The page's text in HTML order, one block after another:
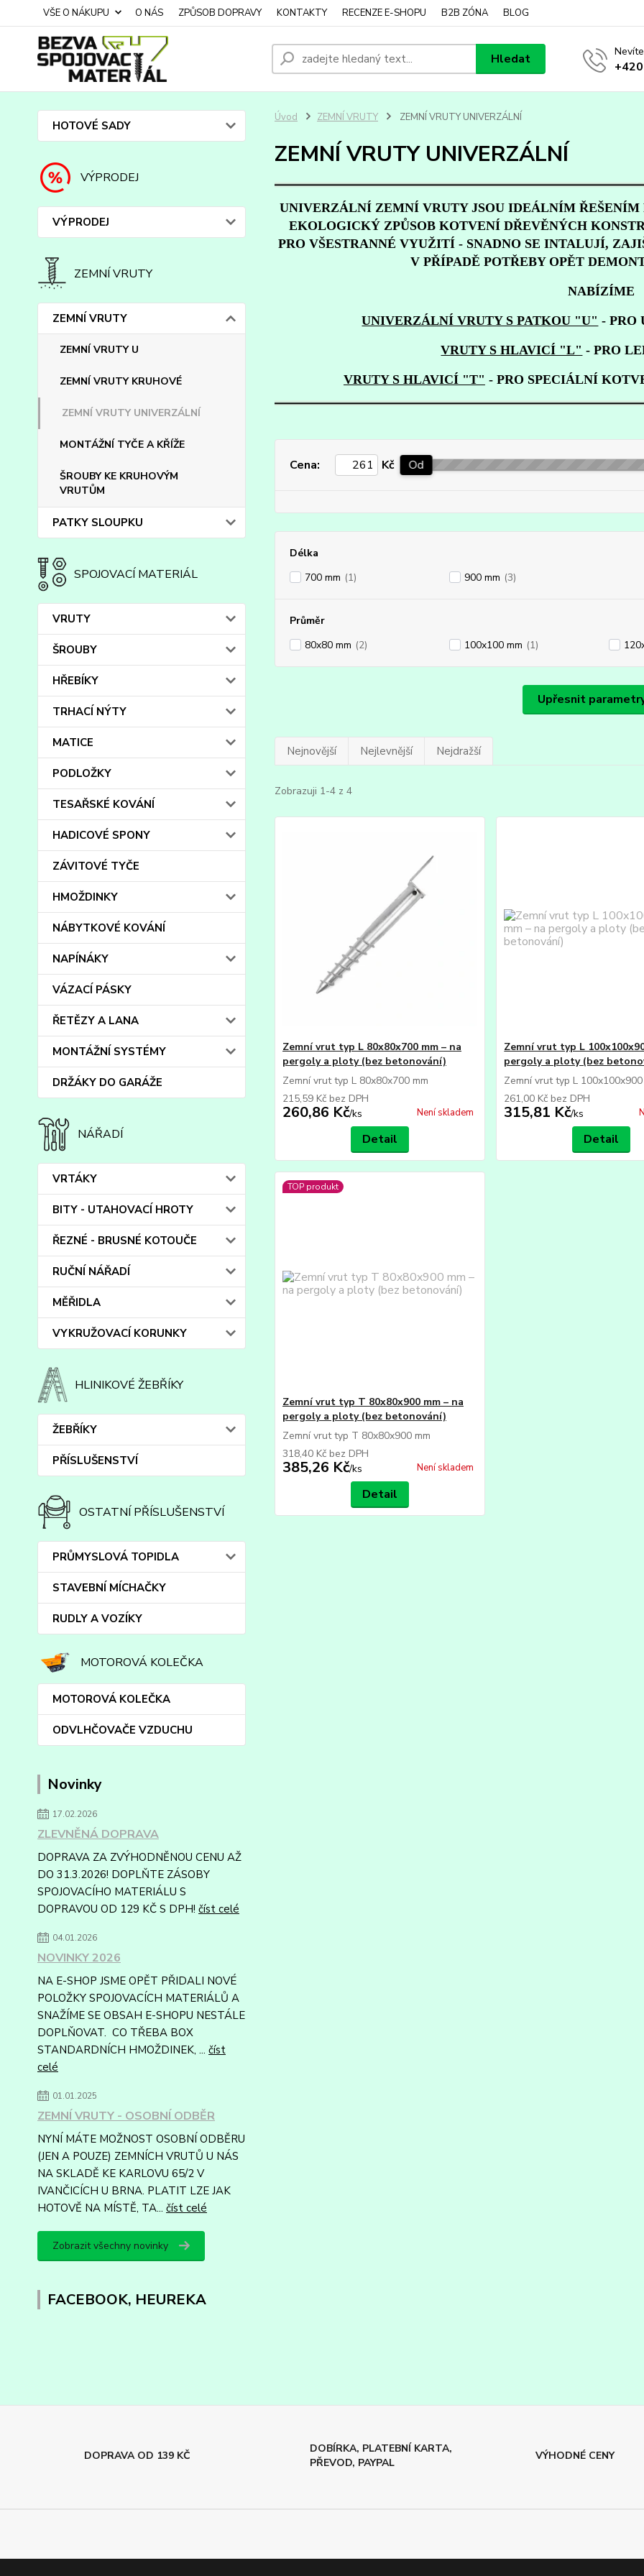
VŠE O NÁKUPU O NÁS ZPŮSOB DOPRAVY KONTAKTY RECENZE E-SHOPU B2B ZÓNA BLOG
Hledat
HOTOVÉ SADY
VÝPRODEJ
VÝPRODEJ
ZEMNÍ VRUTY
ZEMNÍ VRUTY
ZEMNÍ VRUTY U
ZEMNÍ VRUTY KRUHOVÉ
ZEMNÍ VRUTY UNIVERZÁLNÍ
MONTÁŽNÍ TYČE A KŘÍŽE
ŠROUBY KE KRUHOVÝM
VRUTŮM
PATKY SLOUPKU
SPOJOVACÍ MATERIÁL
VRUTY
ŠROUBY
HŘEBÍKY
TRHACÍ NÝTY
MATICE
PODLOŽKY
TESAŘSKÉ KOVÁNÍ
HADICOVÉ SPONY
ZÁVITOVÉ TYČE
HMOŽDINKY
NÁBYTKOVÉ KOVÁNÍ
NAPÍNÁKY
VÁZACÍ PÁSKY
ŘETĚZY A LANA
MONTÁŽNÍ SYSTÉMY
DRŽÁKY DO GARÁŽE
NÁŘADÍ
VRTÁKY
BITY - UTAHOVACÍ HROTY
ŘEZNÉ - BRUSNÉ KOTOUČE
RUČNÍ NÁŘADÍ
MĚŘIDLA
VYKRUŽOVACÍ KORUNKY
HLINIKOVÉ ŽEBŘÍKY
ŽEBŘÍKY
PŘÍSLUŠENSTVÍ
OSTATNÍ PŘÍSLUŠENSTVÍ
PRŮMYSLOVÁ TOPIDLA
STAVEBNÍ MÍCHAČKY
RUDLY A VOZÍKY
MOTOROVÁ KOLEČKA
MOTOROVÁ KOLEČKA
ODVLHČOVAČE VZDUCHU
Novinky
17.02.2026
ZLEVNĚNÁ DOPRAVA
DOPRAVA ZA ZVÝHODNĚNOU CENU AŽ
DO 31.3.2026! DOPLŇTE ZÁSOBY
SPOJOVACÍHO MATERIÁLU S
DOPRAVOU OD 129 KČ S DPH! číst celé
04.01.2026
NOVINKY 2026
NA E-SHOP JSME OPĚT PŘIDALI NOVÉ
POLOŽKY SPOJOVACÍCH MATERIÁLŮ A
SNAŽÍME SE OBSAH E-SHOPU NESTÁLE
DOPLŇOVAT. CO TŘEBA BOX
STANDARDNÍCH HMOŽDINEK, ... číst
celé
01.01.2025
ZEMNÍ VRUTY - OSOBNÍ ODBĚR
NYNÍ MÁTE MOŽNOST OSOBNÍ ODBĚRU
(JEN A POUZE) ZEMNÍCH VRUTŮ U NÁS
NA SKLADĚ KE KARLOVU 65/2 V
IVANČICÍCH U BRNA. PLATIT LZE JAK
HOTOVĚ NA MÍSTĚ, TA... číst celé
Zobrazit všechny novinky
FACEBOOK, HEUREKA
Úvod ZEMNÍ VRUTY ZEMNÍ VRUTY UNIVERZÁLNÍ
ZEMNÍ VRUTY UNIVERZÁLNÍ
UNIVERZÁLNÍ ZEMNÍ VRUTY JSOU IDEÁLNÍM
EKOLOGICKÝ ZPŮSOB KOTVENÍ DŘEVĚNÝCH
PRO VŠESTRANNÉ VYUŽITÍ - SNADNO SE INTALUJÍ,
V PŘÍPADĚ POTŘEBY OPĚT
NABÍZÍME
UNIVERZÁLNÍ VRUTY S PATKOU "U" - PRO
VRUTY S HLAVICÍ "L" - PRO
VRUTY S HLAVICÍ "T" - PRO SPECIÁLNÍ
Upřesnit
Cena: Kč Od
Délka
700 mm (1) 900 mm (3)
Průměr
80x80 mm (2) 100x100 mm (1)
Nejnovější Nejlevnější Nejdražší
Zobrazuji 1-4 z 4
Zemní vrut typ L 80x80x700 mm – na
pergoly a ploty (bez betonování)
Zemní vrut typ L 80x80x700 mm
260,86 Kč/ks
215,59 Kč bez DPH
Není skladem
Detail
Zemní vrut typ L
pergoly a ploty (bez
Zemní vrut typ L 100x100x900
315,81 Kč/ks
261,00 Kč bez DPH
Detail
TOP produkt
Zemní vrut typ T 80x80x900 mm – na
pergoly a ploty (bez betonování)
Zemní vrut typ T 80x80x900 mm
385,26 Kč/ks
318,40 Kč bez DPH
Není skladem
Detail
DOPRAVA OD 139 KČ
DOBÍRKA, PLATEBNÍ KARTA,
PŘEVOD, PAYPAL
VÝHODNÉ CENY